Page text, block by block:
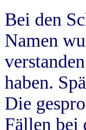
Bei den
Namen
haben.
Die
Fällen bei